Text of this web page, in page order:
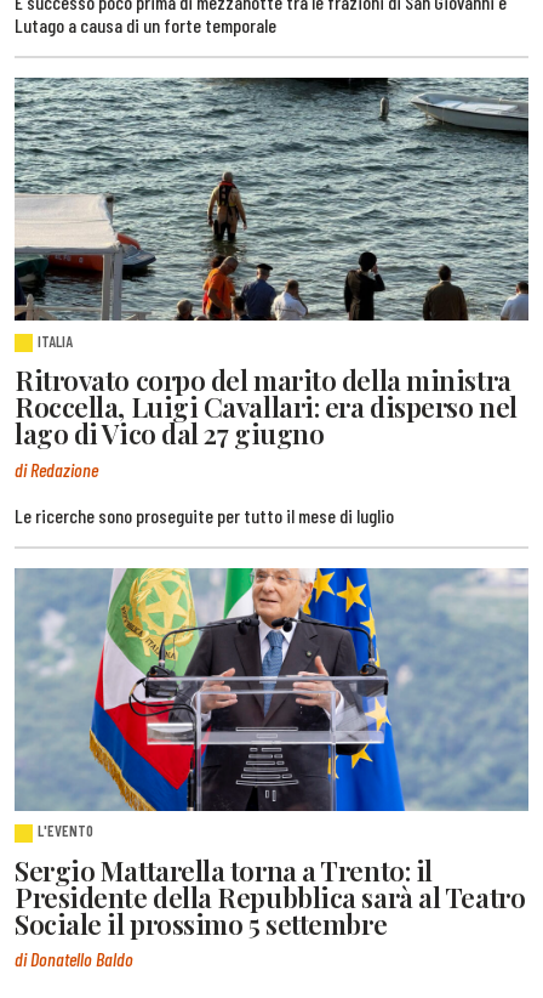
Lutago a causa di un forte temporale
ITALIA
Ritrovato corpo del marito della ministra
Roccella, Luigi Cavallari: era disperso nel
lago di Vico dal 27 giugno
di Redazione
Le ricerche sono proseguite per tutto il mese di luglio
L'EVENTO
Sergio Mattarella torna a Trento: il
Presidente della Repubblica sarà al Teatro
Sociale il prossimo 5 settembre
di Donatello Baldo